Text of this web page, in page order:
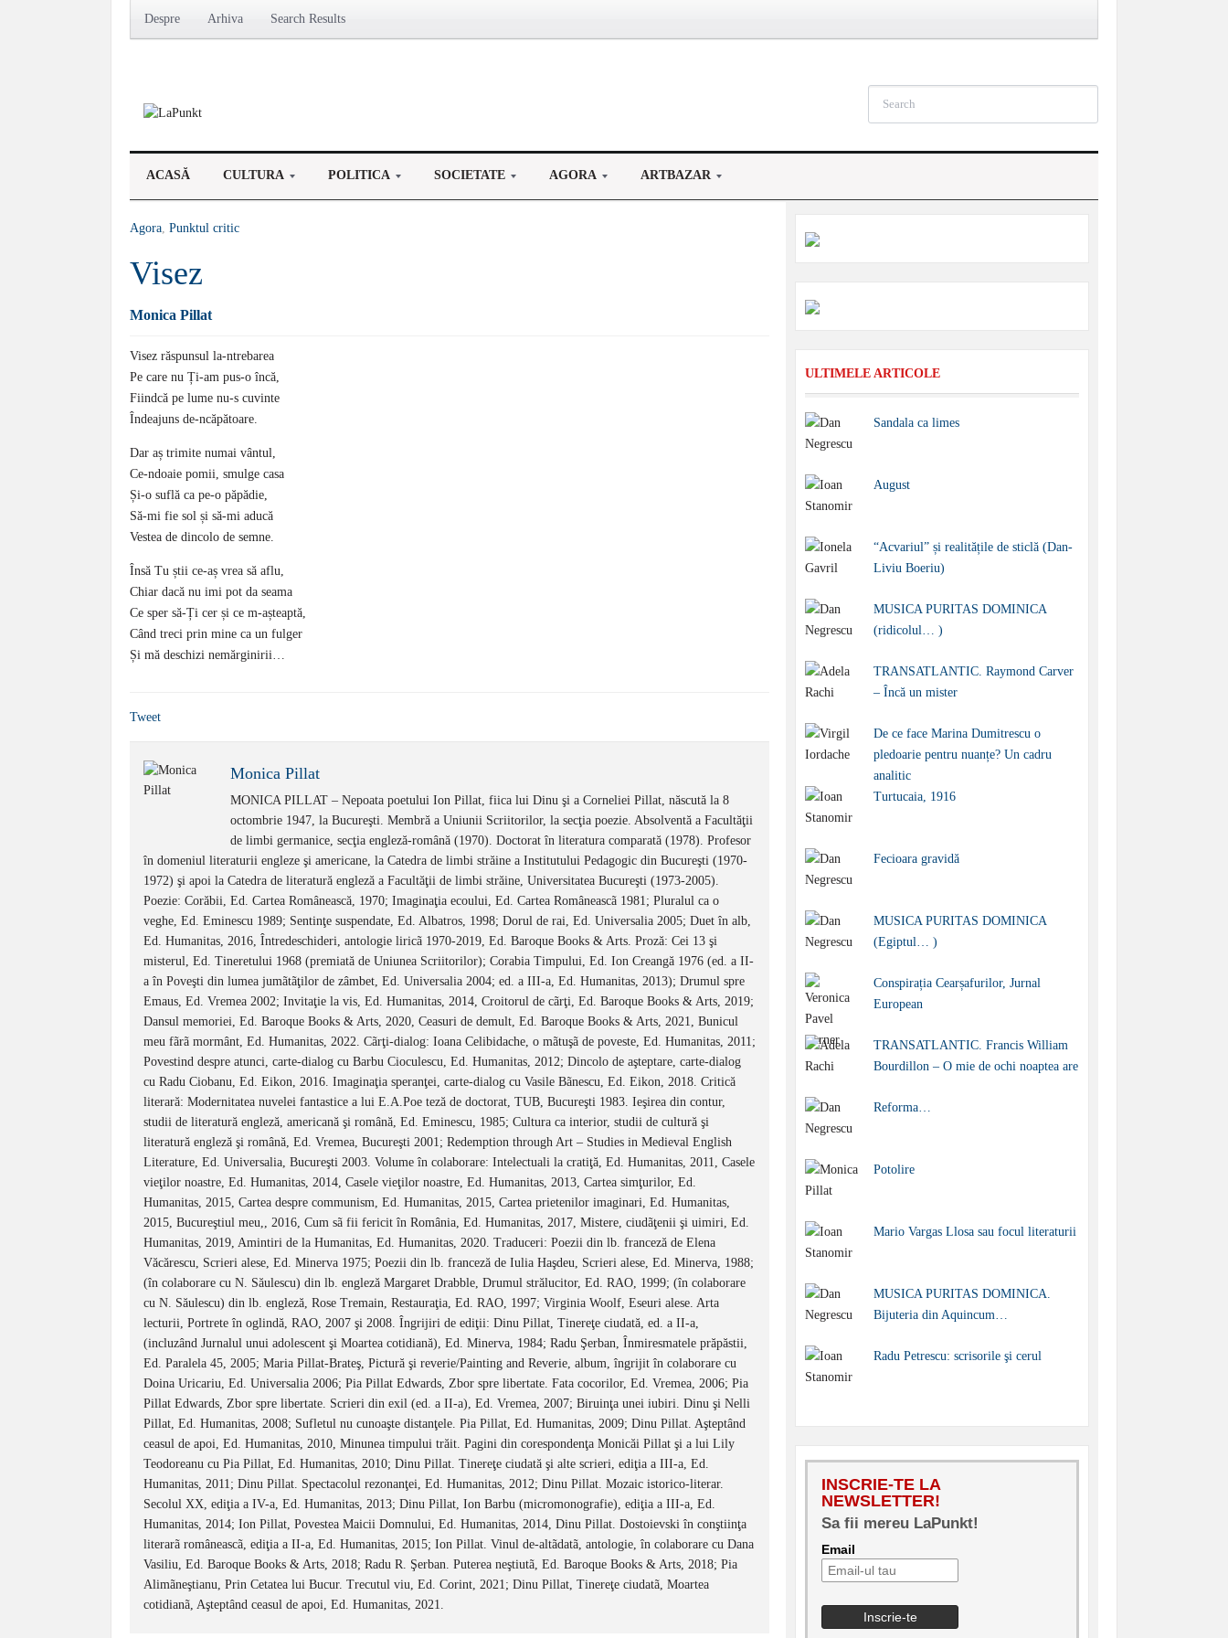
Despre Arhiva Search Results
ACASĂ CULTURA POLITICA SOCIETATE AGORA ARTBAZAR
Agora, Punktul critic
Visez
Monica Pillat
Visez răspunsul la-ntrebarea
Pe care nu Ți-am pus-o încă,
Fiindcă pe lume nu-s cuvinte
Îndeajuns de-ncăpătoare.
Dar aș trimite numai vântul,
Ce-ndoaie pomii, smulge casa
Și-o suflă ca pe-o păpădie,
Să-mi fie sol și să-mi aducă
Vestea de dincolo de semne.
Însă Tu știi ce-aș vrea să aflu,
Chiar dacă nu imi pot da seama
Ce sper să-Ți cer și ce m-așteaptă,
Când treci prin mine ca un fulger
Și mă deschizi nemărginirii…
Tweet
Monica Pillat
MONICA PILLAT – Nepoata poetului Ion Pillat, fiica lui Dinu şi a Corneliei Pillat, născută la 8
octombrie 1947, la Bucureşti. Membră a Uniunii Scriitorilor, la secţia poezie. Absolventă a Facultăţii
de limbi germanice, secţia engleză-română (1970). Doctorat în literatura comparată (1978). Profesor
în domeniul literaturii engleze şi americane, la Catedra de limbi străine a Institutului Pedagogic din Bucureşti (1970-
1972) şi apoi la Catedra de literatură engleză a Facultăţii de limbi străine, Universitatea Bucureşti (1973-2005).
Poezie: Corăbii, Ed. Cartea Românească, 1970; Imaginaţia ecoului, Ed. Cartea Româneascã 1981; Pluralul ca o
veghe, Ed. Eminescu 1989; Sentinţe suspendate, Ed. Albatros, 1998; Dorul de rai, Ed. Universalia 2005; Duet în alb,
Ed. Humanitas, 2016, Întredeschideri, antologie liricã 1970-2019, Ed. Baroque Books & Arts. Proză: Cei 13 şi
misterul, Ed. Tineretului 1968 (premiată de Uniunea Scriitorilor); Corabia Timpului, Ed. Ion Creangă 1976 (ed. a II-
a în Poveşti din lumea jumãtãţilor de zâmbet, Ed. Universalia 2004; ed. a III-a, Ed. Humanitas, 2013); Drumul spre
Emaus, Ed. Vremea 2002; Invitaţie la vis, Ed. Humanitas, 2014, Croitorul de cãrţi, Ed. Baroque Books & Arts, 2019;
Dansul memoriei, Ed. Baroque Books & Arts, 2020, Ceasuri de demult, Ed. Baroque Books & Arts, 2021, Bunicul
meu fãrã mormânt, Ed. Humanitas, 2022. Cãrţi-dialog: Ioana Celibidache, o mãtuşã de poveste, Ed. Humanitas, 2011;
Povestind despre atunci, carte-dialog cu Barbu Cioculescu, Ed. Humanitas, 2012; Dincolo de aşteptare, carte-dialog
cu Radu Ciobanu, Ed. Eikon, 2016. Imaginaţia speranţei, carte-dialog cu Vasile Bãnescu, Ed. Eikon, 2018. Critică
literară: Modernitatea nuvelei fantastice a lui E.A.Poe teză de doctorat, TUB, Bucureşti 1983. Ieşirea din contur,
studii de literatură engleză, americană şi română, Ed. Eminescu, 1985; Cultura ca interior, studii de cultură şi
literatură engleză şi română, Ed. Vremea, Bucureşti 2001; Redemption through Art – Studies in Medieval English
Literature, Ed. Universalia, Bucureşti 2003. Volume în colaborare: Intelectuali la cratiţă, Ed. Humanitas, 2011, Casele
vieţilor noastre, Ed. Humanitas, 2014, Casele vieţilor noastre, Ed. Humanitas, 2013, Cartea simţurilor, Ed.
Humanitas, 2015, Cartea despre communism, Ed. Humanitas, 2015, Cartea prietenilor imaginari, Ed. Humanitas,
2015, Bucureştiul meu,, 2016, Cum sã fii fericit în România, Ed. Humanitas, 2017, Mistere, ciudãţenii şi uimiri, Ed.
Humanitas, 2019, Amintiri de la Humanitas, Ed. Humanitas, 2020. Traduceri: Poezii din lb. franceză de Elena
Văcărescu, Scrieri alese, Ed. Minerva 1975; Poezii din lb. franceză de Iulia Haşdeu, Scrieri alese, Ed. Minerva, 1988;
(în colaborare cu N. Săulescu) din lb. engleză Margaret Drabble, Drumul strălucitor, Ed. RAO, 1999; (în colaborare
cu N. Săulescu) din lb. engleză, Rose Tremain, Restauraţia, Ed. RAO, 1997; Virginia Woolf, Eseuri alese. Arta
lecturii, Portrete în oglindă, RAO, 2007 şi 2008. Îngrijiri de ediţii: Dinu Pillat, Tinereţe ciudată, ed. a II-a,
(incluzând Jurnalul unui adolescent şi Moartea cotidiană), Ed. Minerva, 1984; Radu Şerban, Înmiresmatele prăpăstii,
Ed. Paralela 45, 2005; Maria Pillat-Brateş, Pictură şi reverie/Painting and Reverie, album, îngrijit în colaborare cu
Doina Uricariu, Ed. Universalia 2006; Pia Pillat Edwards, Zbor spre libertate. Fata cocorilor, Ed. Vremea, 2006; Pia
Pillat Edwards, Zbor spre libertate. Scrieri din exil (ed. a II-a), Ed. Vremea, 2007; Biruinţa unei iubiri. Dinu şi Nelli
Pillat, Ed. Humanitas, 2008; Sufletul nu cunoaşte distanţele. Pia Pillat, Ed. Humanitas, 2009; Dinu Pillat. Aşteptând
ceasul de apoi, Ed. Humanitas, 2010, Minunea timpului trăit. Pagini din corespondenţa Monicăi Pillat şi a lui Lily
Teodoreanu cu Pia Pillat, Ed. Humanitas, 2010; Dinu Pillat. Tinereţe ciudată şi alte scrieri, ediţia a III-a, Ed.
Humanitas, 2011; Dinu Pillat. Spectacolul rezonanţei, Ed. Humanitas, 2012; Dinu Pillat. Mozaic istorico-literar.
Secolul XX, ediţia a IV-a, Ed. Humanitas, 2013; Dinu Pillat, Ion Barbu (micromonografie), ediţia a III-a, Ed.
Humanitas, 2014; Ion Pillat, Povestea Maicii Domnului, Ed. Humanitas, 2014, Dinu Pillat. Dostoievski în conştiinţa
literarã româneascã, ediţia a II-a, Ed. Humanitas, 2015; Ion Pillat. Vinul de-altãdatã, antologie, în colaborare cu Dana
Vasiliu, Ed. Baroque Books & Arts, 2018; Radu R. Şerban. Puterea neştiutã, Ed. Baroque Books & Arts, 2018; Pia
Alimãneştianu, Prin Cetatea lui Bucur. Trecutul viu, Ed. Corint, 2021; Dinu Pillat, Tinereţe ciudatã, Moartea
cotidianã, Aşteptând ceasul de apoi, Ed. Humanitas, 2021.
ULTIMELE ARTICOLE
Sandala ca limes
August
“Acvariul” și realitățile de sticlă (Dan-
Liviu Boeriu)
MUSICA PURITAS DOMINICA
(ridicolul… )
TRANSATLANTIC. Raymond Carver
– Încă un mister
De ce face Marina Dumitrescu o
pledoarie pentru nuanțe? Un cadru
analitic
Turtucaia, 1916
Fecioara gravidă
MUSICA PURITAS DOMINICA
(Egiptul… )
Conspirația Cearșafurilor, Jurnal
European
TRANSATLANTIC. Francis William
Bourdillon – O mie de ochi noaptea are
Reforma…
Potolire
Mario Vargas Llosa sau focul literaturii
MUSICA PURITAS DOMINICA.
Bijuteria din Aquincum…
Radu Petrescu: scrisorile şi cerul
INSCRIE-TE LA
NEWSLETTER!
Sa fii mereu LaPunkt!
Email